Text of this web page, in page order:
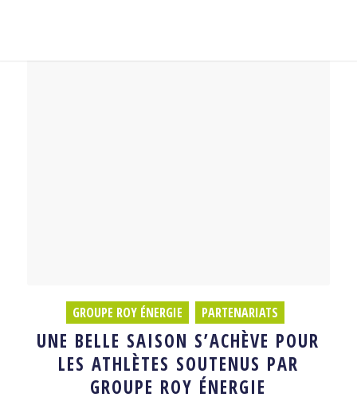
GROUPE ROY ÉNERGIE PARTENARIATS
UNE BELLE SAISON S’ACHÈVE POUR
LES ATHLÈTES SOUTENUS PAR
GROUPE ROY ÉNERGIE